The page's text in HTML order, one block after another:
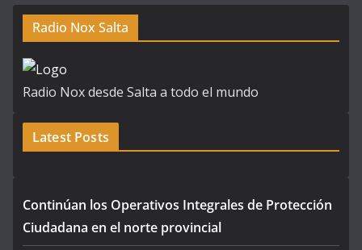
Radio Nox Salta
Radio Nox desde Salta a todo el mundo
Latest Posts
Continúan los Operativos Integrales de Protección
Ciudadana en el norte provincial